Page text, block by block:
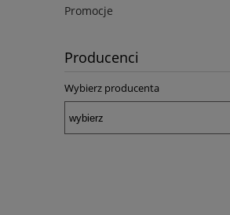
Promocje
Producenci
Wybierz producenta